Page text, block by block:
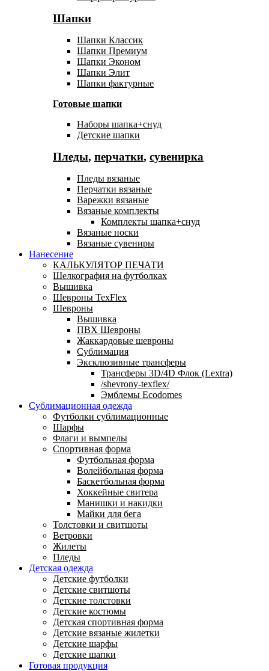
Шапки
Шапки Классик
Шапки Премиум
Шапки Эконом
Шапки Элит
Шапки фактурные
Готовые шапки
Наборы шапка+снуд
Детские шапки
Пледы, перчатки, сувенирка
Пледы вязаные
Перчатки вязаные
Варежки вязаные
Вязаные комплекты
Комплекты шапка+снуд
Вязаные носки
Вязаные сувениры
Нанесение
КАЛЬКУЛЯТОР ПЕЧАТИ
Шелкография на футболках
Вышивка
Шевроны TexFlex
Шевроны
Вышивка
ПВХ Шевроны
Жаккардовые шевроны
Сублимация
Эксклюзивные трансферы
Трансферы 3D/4D Флок (Lextra)
/shevrony-texflex/
Эмблемы Ecodomes
Сублимационная одежда
Футболки сублимационные
Шарфы
Флаги и вымпелы
Спортивная форма
Футбольная форма
Волейбольная форма
Баскетбольная форма
Хоккейные свитера
Манишки и накидки
Майки для бега
Толстовки и свитшоты
Ветровки
Жилеты
Пледы
Детская одежда
Детские футболки
Детские свитшоты
Детские толстовки
Детские костюмы
Детская спортивная форма
Детские вязаные жилетки
Детские шарфы
Детские шапки
Готовая продукция